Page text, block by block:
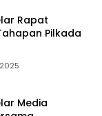
Rapat
Pilkada
Media